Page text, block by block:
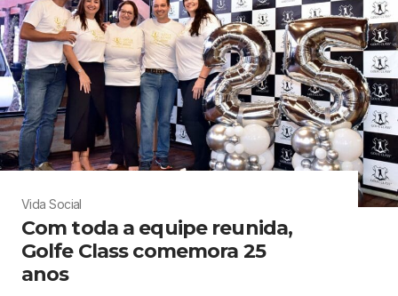
Vida Social
Com toda a equipe reunida,
Golfe Class comemora 25
anos